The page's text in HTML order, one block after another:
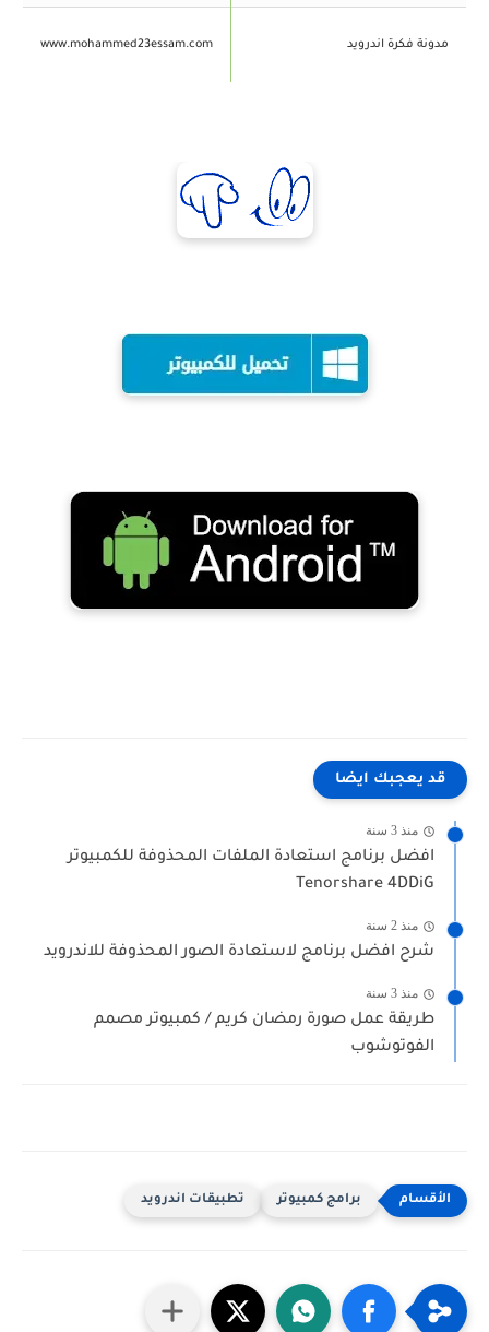
مدونة فكرة اندرويد www.mohammed23essam.com
قد يعجبك ايضا
منذ 3 سنة
افضل برنامج استعادة الملفات المحذوفة للكمبيوتر
Tenorshare 4DDiG
منذ 2 سنة
شرح افضل برنامج لاستعادة الصور المحذوفة للاندرويد
منذ 3 سنة
طريقة عمل صورة رمضان كريم / كمبيوتر مصمم
الفوتوشوب
برامج كمبيوتر تطبيقات اندرويد